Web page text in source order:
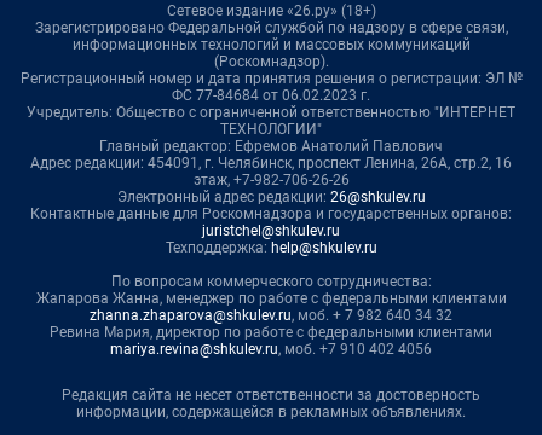
Сетевое издание «26.ру» (18+)
Зарегистрировано Федеральной службой по надзору в сфере связи,
информационных технологий и массовых коммуникаций
(Роскомнадзор).
Регистрационный номер и дата принятия решения о регистрации: ЭЛ №
ФС 77-84684 от 06.02.2023 г.
Учредитель: Общество с ограниченной ответственностью "ИНТЕРНЕТ
ТЕХНОЛОГИИ"
Главный редактор: Ефремов Анатолий Павлович
Адрес редакции: 454091, г. Челябинск, проспект Ленина, 26А, стр.2, 16
этаж, +7-982-706-26-26
Электронный адрес редакции: 26@shkulev.ru
Контактные данные для Роскомнадзора и государственных органов:
juristchel@shkulev.ru
Техподдержка: help@shkulev.ru
По вопросам коммерческого сотрудничества:
Жапарова Жанна, менеджер по работе с федеральными клиентами
zhanna.zhaparova@shkulev.ru, моб. + 7 982 640 34 32
Ревина Мария, директор по работе с федеральными клиентами
mariya.revina@shkulev.ru, моб. +7 910 402 4056
Редакция сайта не несет ответственности за достоверность
информации, содержащейся в рекламных объявлениях.